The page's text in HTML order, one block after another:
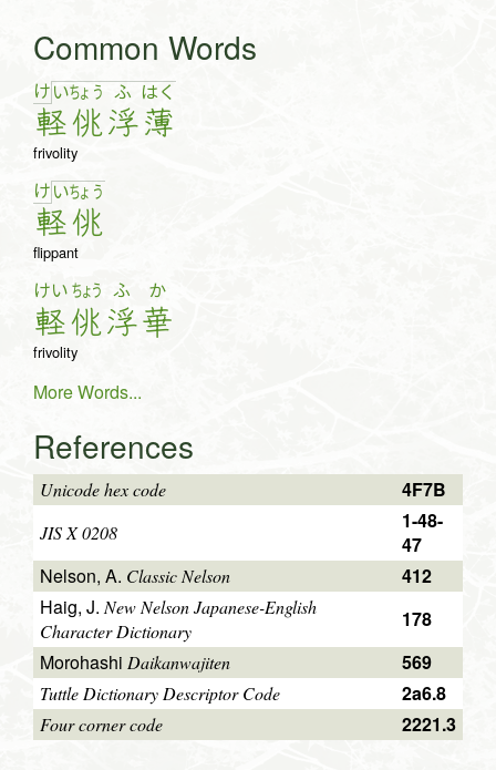
Common Words
け い
軽
ちょ う
佻
ふ
浮
はく
薄
frivolity
け い
軽
ちょ う
佻
flippant
けい
軽
ちょう
佻
ふ
浮
か
華
frivolity
More Words...
References
Unicode hex code 4F7B
JIS X 0208
1-48-
47
Nelson, A. Classic Nelson
412
Haig, J.New Nelson Japanese-English
Character Dictionary
178
Morohashi Daikanwajiten 569
Tuttle Dictionary Descriptor Code 2a6.8
Four corner code 2221.3